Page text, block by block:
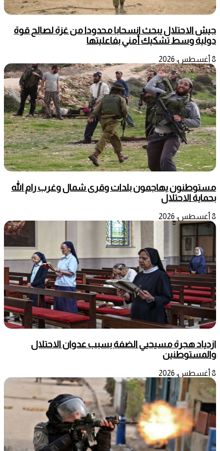
جيش الاحتلال يبحث انسحابا محدودا من غزة لصالح قوة
دولية وسط تشكيك أمني بفاعليتها
8 أغسطس، 2026
مستوطنون يهاجمون بلدات وقرى شمال وغرب رام الله
بحماية الاحتلال
8 أغسطس، 2026
ازدياد هجرة مسيحيي الضفة بسبب عدوان الاحتلال
والمستوطنين
8 أغسطس، 2026